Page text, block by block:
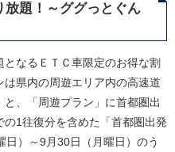
題！～ググっとぐん
なるＥＴＣ車限定のお得な割
県内の周遊エリア内の高速道
、「周遊プラン」に首都圏出
1往復分を含めた「首都圏出発
日）～9月30日（月曜日）のう